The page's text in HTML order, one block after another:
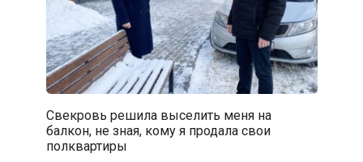
Свекровь решила выселить меня на
балкон, не зная, кому я продала свои
полквартиры